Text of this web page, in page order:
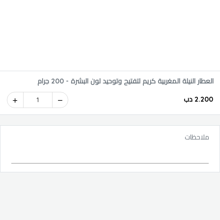
العطار النيلة المغربية كريم لتفتيح وتوحيد لون البشرة - 200 جرام
2.200 دب 1
ملاحظات